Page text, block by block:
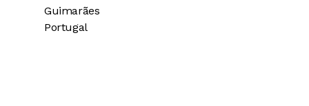
Guimarães
Portugal